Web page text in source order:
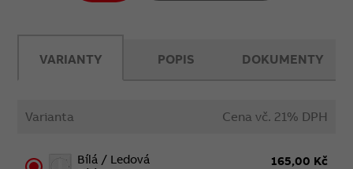
VARIANTY
Varianta Cena vč. 21% DPH
Bílá / Ledová
165,00 Kč
POPIS DOKUMENTY